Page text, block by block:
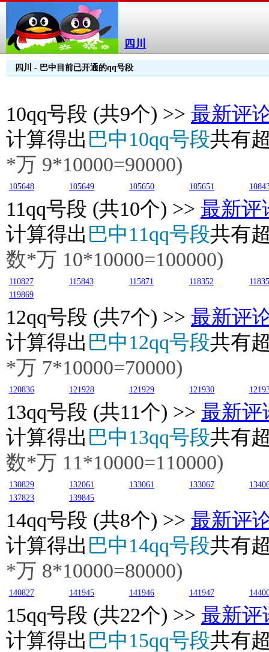
四川
四川 - 巴中目前已开通的qq号段
10qq号段 (共9个) >> 最新评
计算得出 巴中10qq号段共有
*万 9*10000=90000)
105648 105649 105650 105651
11qq号段 (共10个) >> 最新评
计算得出 巴中11qq号段共有
数*万 10*10000=100000)
110827 115843 115871 118352
119869
12qq号段 (共7个) >> 最新评
计算得出 巴中12qq号段共有
*万 7*10000=70000)
120836 121928 121929 121930
13qq号段 (共11个) >> 最新评
计算得出 巴中13qq号段共有
数*万 11*10000=110000)
130829 132061 133061 133067
137823
139845
14qq号段 (共8个) >> 最新评
计算得出 巴中14qq号段共有
*万 8*10000=80000)
140827 141945 141946 141947
15qq号段 (共22个) >> 最新评
计算得出 巴中15qq号段共有